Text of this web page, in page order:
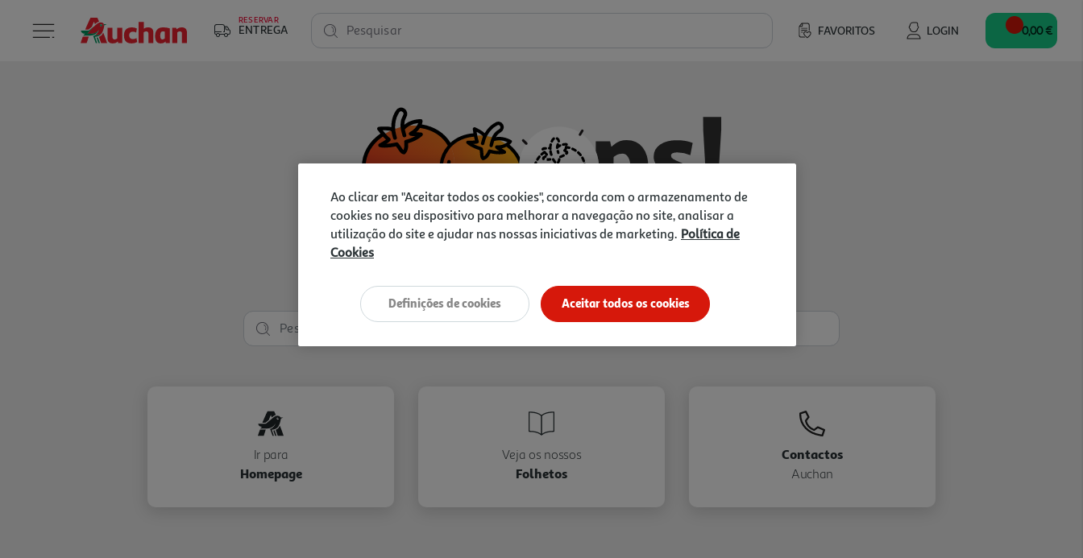
RESERVAR
ENTREGA FAVORITOS LOGIN
Pesquisar 0,00 €
Vamos tentar de novo?
Ir para
Homepage
Veja os nossos
Folhetos
Contactos
Auchan
Ao clicar em "Aceitar todos os cookies", concorda com o armazenamento de
cookies no seu dispositivo para melhorar a navegação no site, analisar a
utilização do site e ajudar nas nossas iniciativas de marketing. Política de
Cookies
Aceitar todos os cookies
Definições de cookies